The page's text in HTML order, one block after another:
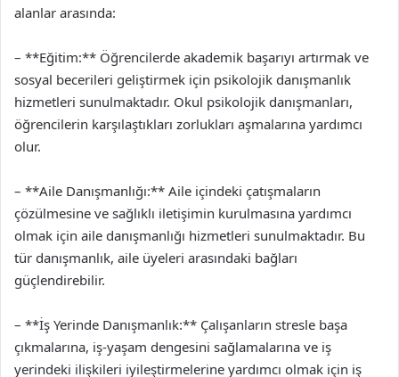
alanlar arasında:
– **Eğitim:** Öğrencilerde akademik başarıyı artırmak ve
sosyal becerileri geliştirmek için psikolojik danışmanlık
hizmetleri sunulmaktadır. Okul psikolojik danışmanları,
öğrencilerin karşılaştıkları zorlukları aşmalarına yardımcı
olur.
– **Aile Danışmanlığı:** Aile içindeki çatışmaların
çözülmesine ve sağlıklı iletişimin kurulmasına yardımcı
olmak için aile danışmanlığı hizmetleri sunulmaktadır. Bu
tür danışmanlık, aile üyeleri arasındaki bağları
güçlendirebilir.
– **İş Yerinde Danışmanlık:** Çalışanların stresle başa
çıkmalarına, iş-yaşam dengesini sağlamalarına ve iş
yerindeki ilişkileri iyileştirmelerine yardımcı olmak için iş